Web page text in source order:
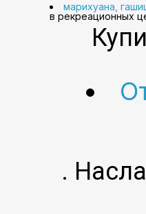
марихуана,
в рекреационных
.